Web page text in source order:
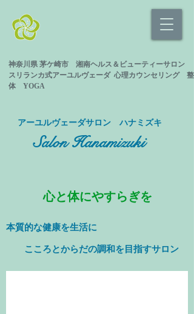
神奈川県 茅ケ崎市 湘南ヘルス＆ビューティーサロン
スリランカ式アーユルヴェーダ 心理カウンセリング 整
体 YOGA
​アーユルヴェーダサロン ハナミズキ
Salon Hanamizuki
心と体にやすらぎを
本質的な健康を生活に
​ こころとからだの調和を目指すサロン